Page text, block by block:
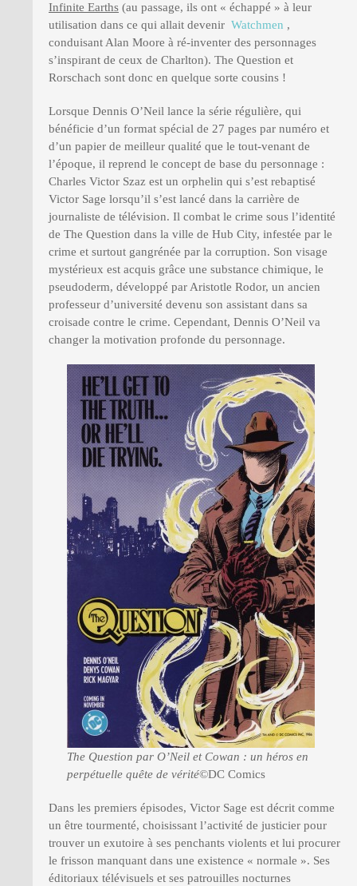
Infinite Earths (au passage, ils ont « échappé » à leur
utilisation dans ce qui allait devenir Watchmen ,
conduisant Alan Moore à ré-inventer des personnages
s’inspirant de ceux de Charlton). The Question et
Rorschach sont donc en quelque sorte cousins !
Lorsque Dennis O’Neil lance la série régulière, qui
bénéficie d’un format spécial de 27 pages par numéro et
d’un papier de meilleur qualité que le tout-venant de
l’époque, il reprend le concept de base du personnage :
Charles Victor Szaz est un orphelin qui s’est rebaptisé
Victor Sage lorsqu’il s’est lancé dans la carrière de
journaliste de télévision. Il combat le crime sous l’identité
de The Question dans la ville de Hub City, infestée par le
crime et surtout gangrénée par la corruption. Son visage
mystérieux est acquis grâce une substance chimique, le
pseudoderm, développé par Aristotle Rodor, un ancien
professeur d’université devenu son assistant dans sa
croisade contre le crime. Cependant, Dennis O’Neil va
changer la motivation profonde du personnage.
The Question par O’Neil et Cowan : un héros en
perpétuelle quête de vérité©DC Comics
Dans les premiers épisodes, Victor Sage est décrit comme
un être tourmenté, choisissant l’activité de justicier pour
trouver un exutoire à ses penchants violents et lui procurer
le frisson manquant dans une existence « normale ». Ses
éditoriaux télévisuels et ses patrouilles nocturnes